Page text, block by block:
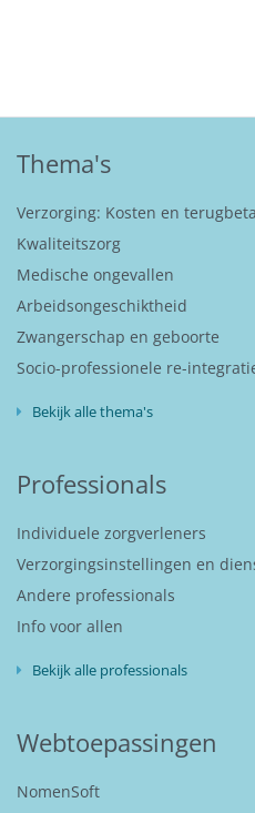
Thema's
Verzorging: Kosten en
Kwaliteitszorg
Medische ongevallen
Arbeidsongeschiktheid
Zwangerschap en geboorte
Socio-professionele re-
Bekijk alle thema's
Professionals
Individuele zorgverleners
Verzorgingsinstellingen en
Andere professionals
Info voor allen
Bekijk alle professionals
Webtoepassingen
NomenSoft